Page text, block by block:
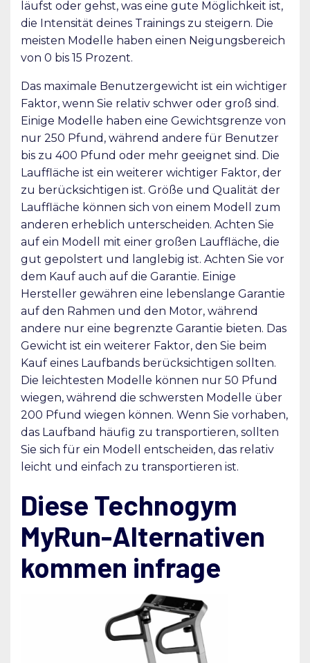
läufst oder gehst, was eine gute Möglichkeit ist,
die Intensität deines Trainings zu steigern. Die
meisten Modelle haben einen Neigungsbereich
von 0 bis 15 Prozent.
Das maximale Benutzergewicht ist ein wichtiger
Faktor, wenn Sie relativ schwer oder groß sind.
Einige Modelle haben eine Gewichtsgrenze von
nur 250 Pfund, während andere für Benutzer
bis zu 400 Pfund oder mehr geeignet sind. Die
Lauffläche ist ein weiterer wichtiger Faktor, der
zu berücksichtigen ist. Größe und Qualität der
Lauffläche können sich von einem Modell zum
anderen erheblich unterscheiden. Achten Sie
auf ein Modell mit einer großen Lauffläche, die
gut gepolstert und langlebig ist. Achten Sie vor
dem Kauf auch auf die Garantie. Einige
Hersteller gewähren eine lebenslange Garantie
auf den Rahmen und den Motor, während
andere nur eine begrenzte Garantie bieten. Das
Gewicht ist ein weiterer Faktor, den Sie beim
Kauf eines Laufbands berücksichtigen sollten.
Die leichtesten Modelle können nur 50 Pfund
wiegen, während die schwersten Modelle über
200 Pfund wiegen können. Wenn Sie vorhaben,
das Laufband häufig zu transportieren, sollten
Sie sich für ein Modell entscheiden, das relativ
leicht und einfach zu transportieren ist.
Diese Technogym
MyRun-Alternativen
kommen infrage